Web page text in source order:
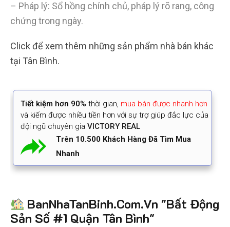
– Pháp lý: Sổ hồng chính chủ, pháp lý rõ rang, công
chứng trong ngày.
Click để xem thêm những sản phẩm nhà bán khác
tại Tân Bình.
Tiết kiệm hơn 90% thời gian, mua bán được nhanh hơn
và kiếm được nhiều tiền hơn với sự trợ giúp đắc lực của
đội ngũ chuyên gia VICTORY REAL
Trên 10.500 Khách Hàng Đã Tìm Mua
Nhanh
BanNhaTanBinh.Com.Vn "Bất Động
Sản Số #1 Quận Tân Bình"